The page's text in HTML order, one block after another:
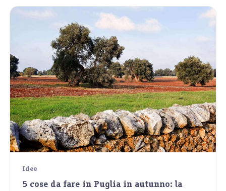
Idee
5 cose da fare in Puglia in autunno: la